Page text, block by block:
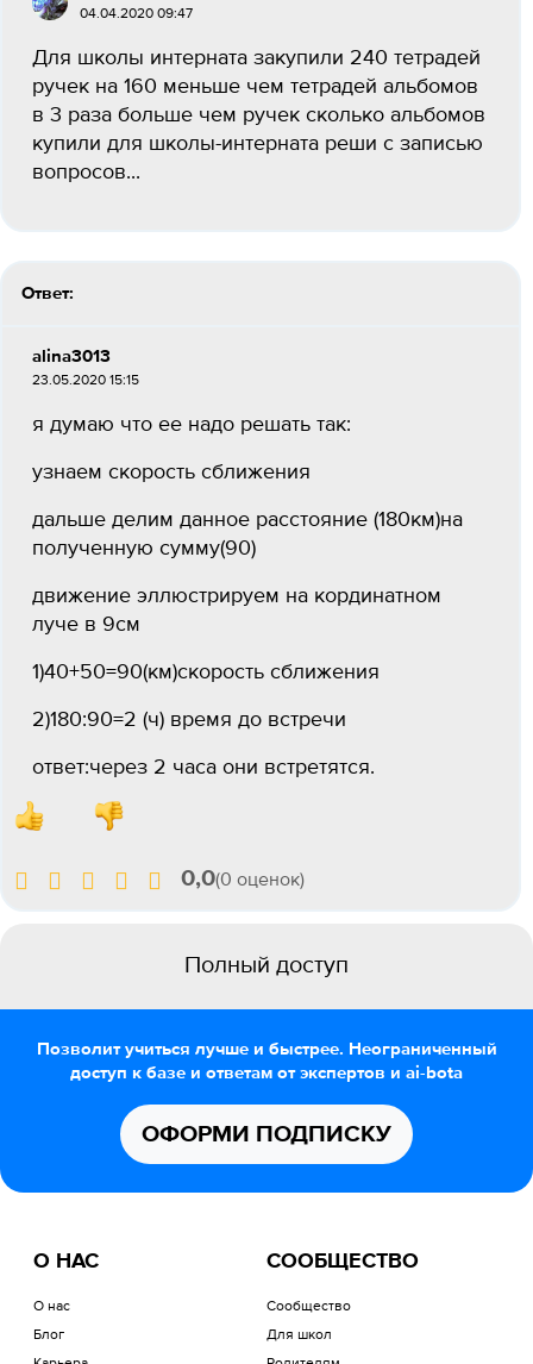
04.04.2020 09:47
Для школы интерната закупили 240 тетрадей
ручек на 160 меньше чем тетрадей альбомов
в 3 раза больше чем ручек сколько альбомов
купили для школы-интерната реши с записью
вопросов...
Ответ:
alina3013
23.05.2020 15:15
я думаю что ее надо решать так:
узнаем скорость сближения
дальше делим данное расстояние (180км)на
полученную сумму(90)
движение эллюстрируем на кординатном
луче в 9см
1)40+50=90(км)скорость сближения
2)180:90=2 (ч) время до встречи
ответ:через 2 часа они встретятся.
0,0(0 оценок)
Полный доступ
Позволит учиться лучше и быстрее. Неограниченный
доступ к базе и ответам от экспертов и ai-bota
ОФОРМИ ПОДПИСКУ
О НАС
О нас
Блог
СООБЩЕСТВО
Сообщество
Для школ